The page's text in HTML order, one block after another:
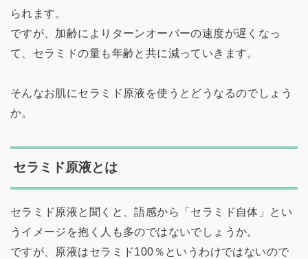
られます。
ですが、加齢によりターンオーバーの速度が遅くなっ
て、セラミドの量も年齢と共に減っていきます。
そんなお肌にセラミド原液を使うとどうなるのでしょう
か。
セラミド原液とは
セラミド原液と聞くと、語感から「セラミド自体」とい
うイメージを抱く人も多のではないでしょうか。
ですが、原液はセラミド100％というわけではないので